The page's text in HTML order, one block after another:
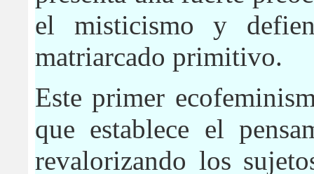
el misticismo y
matriarcado primitivo.
Este primer
que establece el
revalorizando los